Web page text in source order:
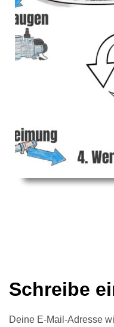
Schreibe
Deine E-Mail-Adresse